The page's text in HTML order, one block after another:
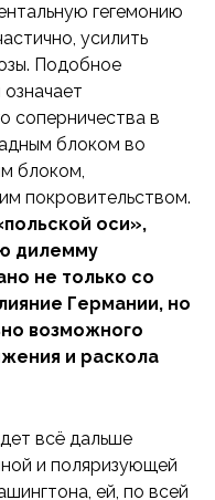
гегемонию
усилить
Подобное
соперничества в
блоком во
блоком,
покровительством.
оси»,
дилемму
не только со
Германии, но
возможного
и раскола
всё дальше
и поляризующей
ей, по всей